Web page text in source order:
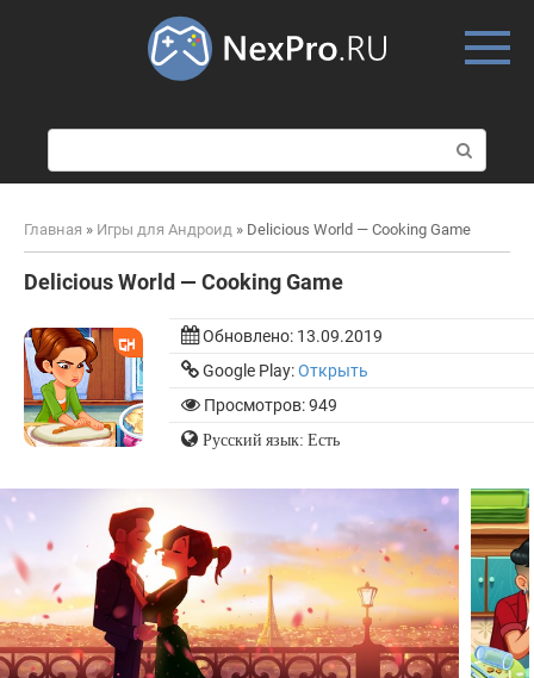
о
и
к
Главная » Игры для Андроид » Delicious World — Cooking Game
Delicious World — Cooking Game
Обновлено: 13.09.2019
Google Play:Открыть
Просмотров: 949
Русский язык: Есть